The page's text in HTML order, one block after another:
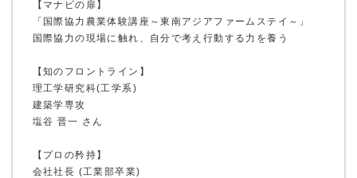
ホーム
【マナビの扉】
「国際協力農業体験講座～東南アジアファームステイ～」
国際協力の現場に触れ、自分で考え行動する力を養う
【知のフロントライン】
理工学研究科(工学系)
建築学専攻
塩谷 晋一 さん
【プロの矜持】
会社社長 (工業部卒業)